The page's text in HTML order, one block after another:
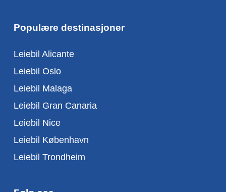
Populære destinasjoner
Leiebil Alicante
Leiebil Oslo
Leiebil Malaga
Leiebil Gran Canaria
Leiebil Nice
Leiebil København
Leiebil Trondheim